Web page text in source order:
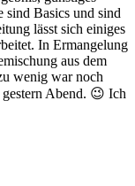
sind Basics und sind
lässt sich einiges
In Ermangelung
aus dem
wenig war noch
Abend. 😉 Ich